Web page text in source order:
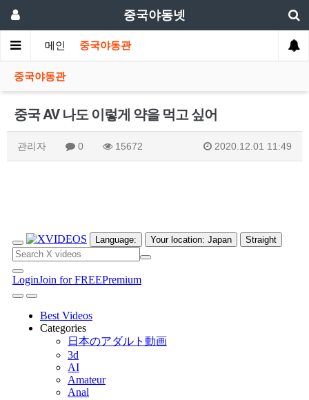
중국야동넷
메인 중국야동관
중국야동관
중국 AV 나도 이렇게 약을 먹고 싶어
관리자 0 15672 2020.12.01 11:49